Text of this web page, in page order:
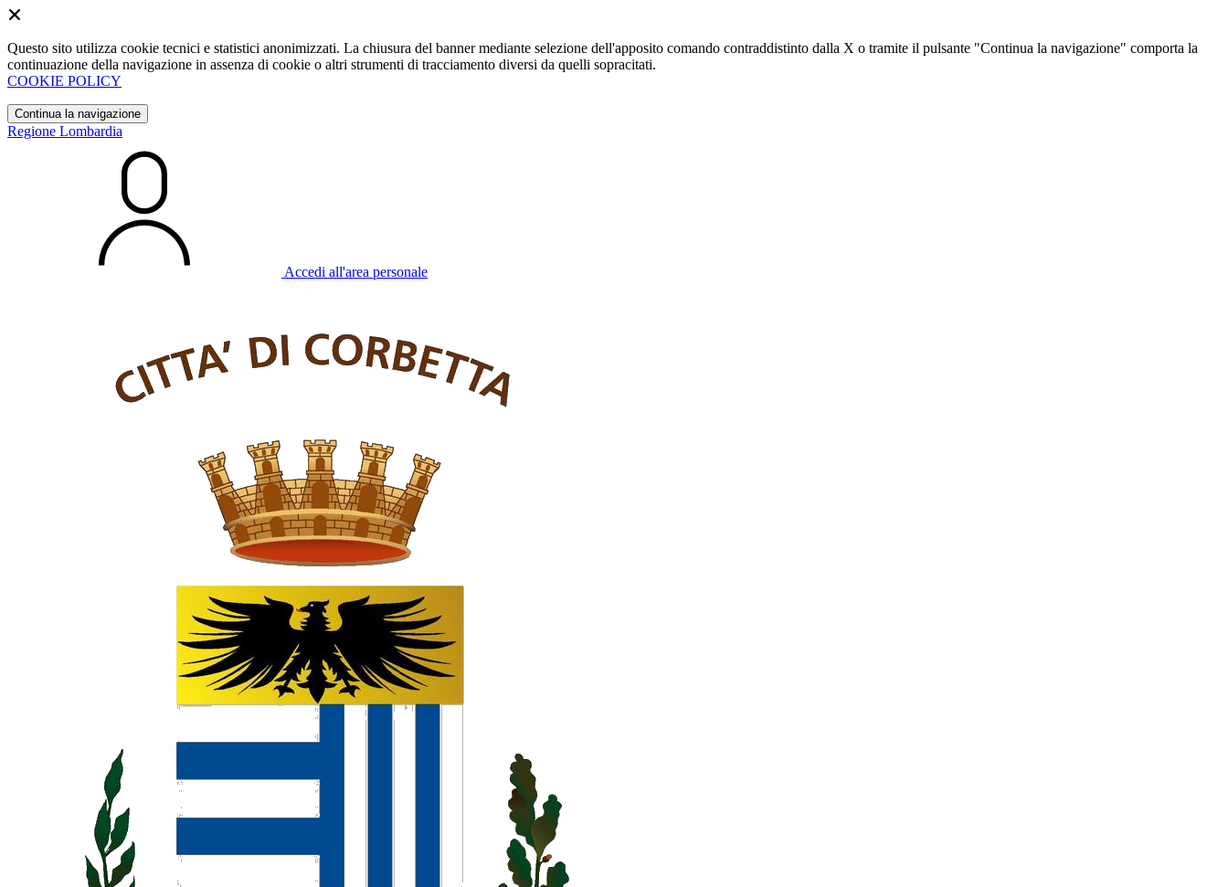
Questo sito utilizza cookie tecnici e statistici anonimizzati. La chiusura del banner mediante selezione dell'apposito comando contraddistinto dalla X o tramite il pulsante "Continua la navigazione" comporta la
continuazione della navigazione in assenza di cookie o altri strumenti di tracciamento diversi da quelli sopracitati.
COOKIE POLICY
Continua la navigazione
Regione Lombardia
Accedi all'area personale